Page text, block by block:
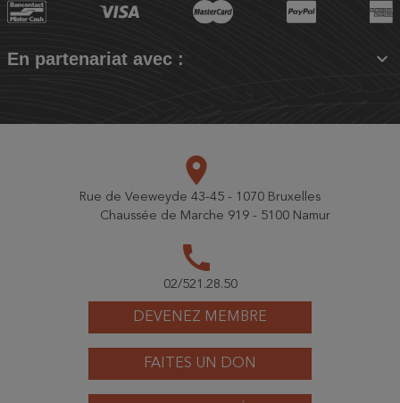
En partenariat avec : 
DEVENEZ MEMBRE
FAITES UN DON
place
Rue de Veeweyde 43-45 - 1070 Bruxelles
Chaussée de Marche 919 - 5100 Namur
call
02/521.28.50